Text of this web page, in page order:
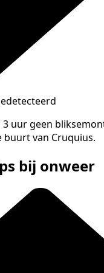
3 uur geen
van Cruquius.
bij onweer